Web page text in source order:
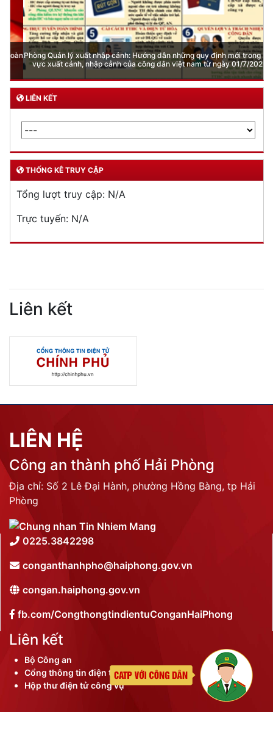
Phòng Quản lý xuất nhập cảnh: Hướng dẫn những quy định mới trong lĩnh
vực xuất cảnh, nhập cảnh của công dân việt nam từ ngày 01/7/2026
LIÊN KẾT
THỐNG KÊ TRUY CẬP
Tổng lượt truy cập: N/A
Trực tuyến: N/A
Liên kết
LIÊN HỆ
Công an thành phố Hải Phòng
Địa chỉ: Số 2 Lê Đại Hành, phường Hồng Bàng, tp Hải
Phòng
0225.3842298
conganthanhpho@haiphong.gov.vn
congan.haiphong.gov.vn
fb.com/CongthongtindientuConganHaiPhong
Liên kết
Bộ Công an
Cổng thông tin điện tử thành phố
Hộp thư điện tử công vụ